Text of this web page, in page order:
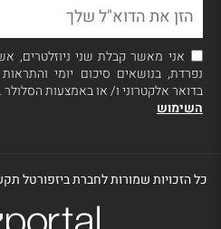
אני מאשר קבלת שני ניוזלטרים,
נפרדת, בנושאים סיכום יומי
בדואר אלקטרוני ו/ או באמצעות הסלולר
השימוש
כל הזכויות שמורות לחברת ביזפורטל